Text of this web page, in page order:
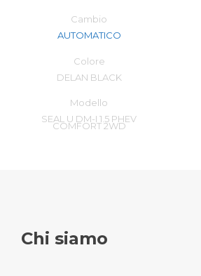
Cambio
AUTOMATICO
Colore
DELAN BLACK
Modello
SEAL U DM-I 1.5 PHEV
COMFORT 2WD
Chi siamo